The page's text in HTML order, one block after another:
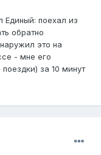
Единый: поехал из
обратно
это на
- мне его
за 10 минут